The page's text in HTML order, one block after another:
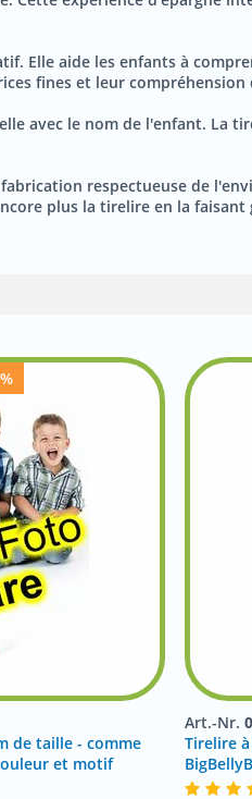
Elle aide les enfants à
fines et leur compréhension
avec le nom de l'enfant. La
respectueuse de
plus la tirelire en la
de taille - comme
et motif
Art.-Nr.
Tirelire